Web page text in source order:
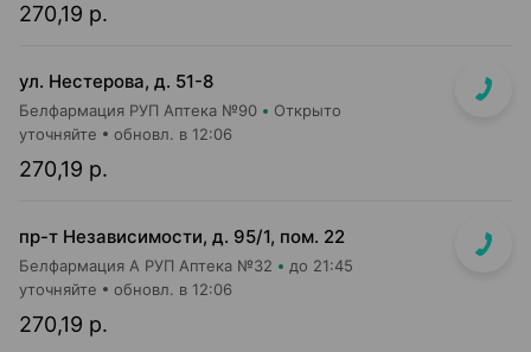
270,19 р.
ул. Нестерова, д. 51-8
Белфармация РУП Аптека №90 Открыто
270,19 р.
уточняйте обновл. в 12:06
пр-т Независимости, д. 95/1, пом. 22
Белфармация А РУП Аптека №32 до 21:45
270,19 р.
уточняйте обновл. в 12:06